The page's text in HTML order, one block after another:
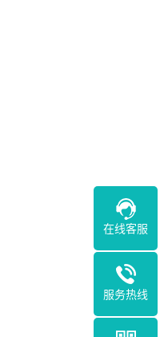
在线客服
服务热线